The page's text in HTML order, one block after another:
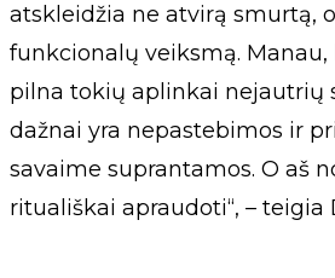
atskleidžia ne atvirą smurtą,
funkcionalų veiksmą.
pilna tokių aplinkai nejautrių
dažnai yra nepastebimos ir
savaime suprantamos. O aš
rituališkai apraudoti“, – teigia